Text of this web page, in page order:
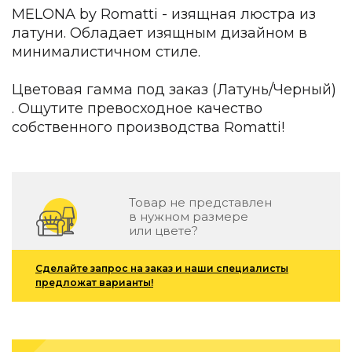
Детская мебель
Уличная и садовая мебель
Фитнес и wellness-оборудование
Коллекции
ROOM — Modern
INTERRA — Soft Modern
ARTOPIA — Mid-Century
Декор
По типу
Для кухни
Предметы интерьера
Ковры
MELONA by Romatti - изящная люстра из
латуни. Обладает изящным дизайном в
минималистичном стиле.
Цветовая гамма под заказ (Латунь/Черный)
. Ощутите превосходное качество
собственного производства Romatti!
Товар не представлен
в нужном размере
или цвете?
Сделайте запрос на заказ и наши специалисты
предложат варианты!